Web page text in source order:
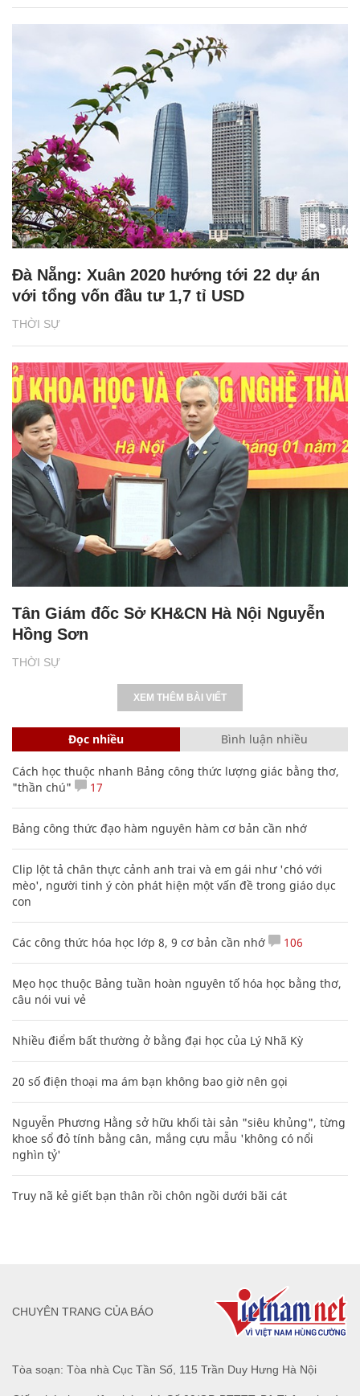
THỜI SỰ
Đà Nẵng: Xuân 2020 hướng tới 22 dự án
với tổng vốn đầu tư 1,7 tỉ USD
THỜI SỰ
Tân Giám đốc Sở KH&CN Hà Nội Nguyễn
Hồng Sơn
XEM THÊM BÀI VIẾT
Đọc nhiều Bình luận nhiều
Cách học thuộc nhanh Bảng công thức lượng giác bằng thơ,
"thần chú"
17
Bảng công thức đạo hàm nguyên hàm cơ bản cần nhớ
Clip lột tả chân thực cảnh anh trai và em gái như 'chó với
mèo', người tinh ý còn phát hiện một vấn đề trong giáo dục
con
Các công thức hóa học lớp 8, 9 cơ bản cần nhớ 106
Mẹo học thuộc Bảng tuần hoàn nguyên tố hóa học bằng thơ,
câu nói vui vẻ
Nhiều điểm bất thường ở bằng đại học của Lý Nhã Kỳ
20 số điện thoại ma ám bạn không bao giờ nên gọi
Nguyễn Phương Hằng sở hữu khối tài sản "siêu khủng", từng
khoe sổ đỏ tính bằng cân, mắng cựu mẫu 'không có nổi
nghìn tỷ'
Truy nã kẻ giết bạn thân rồi chôn ngồi dưới bãi cát
Tòa soạn: Tòa nhà Cục Tần Số, 115 Trần Duy Hưng Hà Nội
CHUYÊN TRANG CỦA BÁO